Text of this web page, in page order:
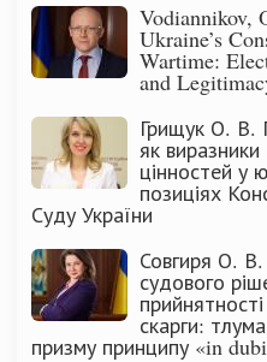
Vodiannikov,
Ukraine’s
Wartime:
and
Грищук О. В.
як
цінностей у
позиціях
Суду України
Совгиря О.
судового
скарги:
призму принципу «in